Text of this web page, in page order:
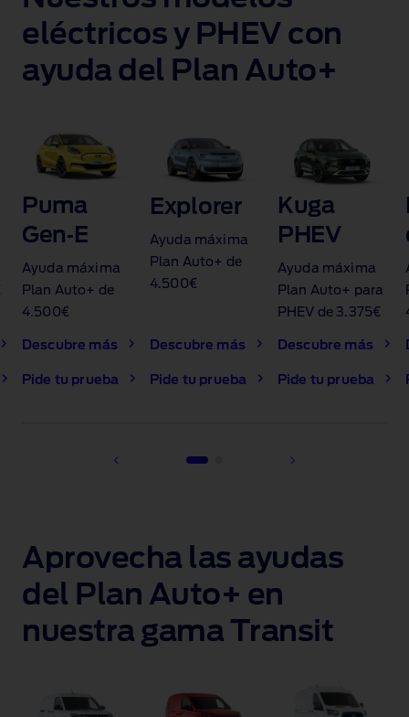
eléctricos y PHEV con
ayuda del Plan Auto+
Puma
Gen‑E
Ayuda máxima
Plan Auto+ de
4.500€
Descubre más
Pide tu prueba
Explorer
Ayuda máxima
Plan Auto+ de
4.500€
Descubre más
Pide tu prueba
Kuga
PHEV
Ayuda máxima
Plan Auto+ para
PHEV de 3.375€
Descubre más
Pide tu prueba
Aprovecha las ayudas
del Plan Auto+ en
nuestra gama Transit